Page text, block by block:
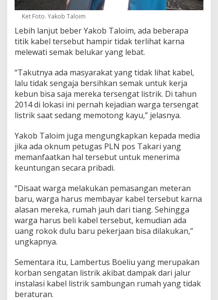
Ket Foto. Yakob Taloim
Lebih lanjut beber Yakob Taloim, ada beberapa
titik kabel tersebut hampir tidak terlihat karna
melewati semak belukar yang lebat.
“Takutnya ada masyarakat yang tidak lihat kabel,
lalu tidak sengaja bersihkan semak untuk kerja
kebun bisa saja mereka tersengat listrik. Di tahun
2014 di lokasi ini pernah kejadian warga tersengat
listrik saat sedang memotong kayu,” jelasnya.
Yakob Taloim juga mengungkapkan kepada media
jika ada oknum petugas PLN pos Takari yang
memanfaatkan hal tersebut untuk menerima
keuntungan secara pribadi.
“Disaat warga melakukan pemasangan meteran
baru, warga harus membayar kabel tersebut karna
alasan mereka, rumah jauh dari tiang. Sehingga
warga harus beli kabel tersebut, kemudian ada
uang rokok dulu baru pekerjaan bisa dilakukan,”
ungkapnya.
Sementara itu, Lambertus Boeliu yang merupakan
korban sengatan listrik akibat dampak dari jalur
instalasi kabel listrik sambungan rumah yang tidak
beraturan.